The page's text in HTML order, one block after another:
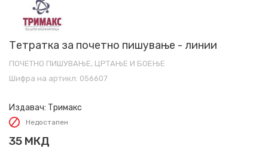
Тетратка за почетно пишување - линии
ПОЧЕТНО ПИШУВАЊЕ, ЦРТАЊЕ И БОЕЊЕ
Шифра на артикл: 056607
Издавач: Тримакс
Недостапен
35 МКД